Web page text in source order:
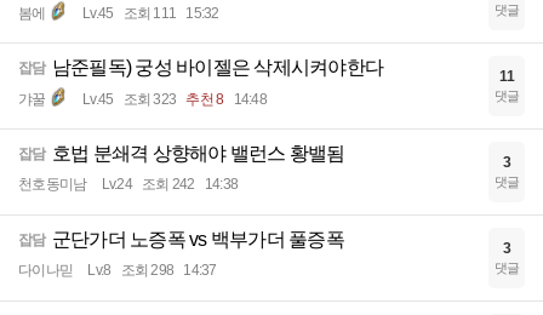
봄에 Lv.45 조회 111 15:32 댓글
잡담 남준필독) 궁성 바이젤은 삭제시켜야한다
갸꿀 Lv.45 조회 323 추천 8 14:48
11
댓글
잡담 호법 분쇄격 상향해야 밸런스 황밸됨
천호동미남 Lv.24 조회 242 14:38
3
댓글
잡담 군단가더 노증폭 vs 백부가더 풀증폭
다이나믿 Lv.8 조회 298 14:37
3
댓글